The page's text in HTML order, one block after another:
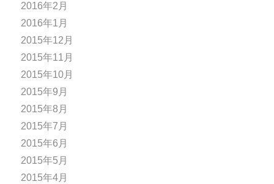
2016年2月
2016年1月
2015年12月
2015年11月
2015年10月
2015年9月
2015年8月
2015年7月
2015年6月
2015年5月
2015年4月